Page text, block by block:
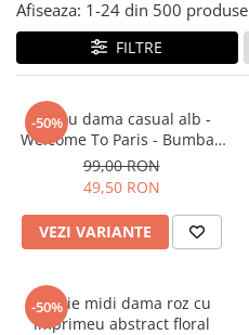
Tricouri si topuri
Rochii de eveniment
Afiseaza: 1-24 din 500 produse
FILTRE
-50%
Tricou dama casual alb -
Welcome To Paris - Bumbac
Organic
99,00 RON
49,50 RON
VEZI VARIANTE
-50%
Rochie midi dama roz cu
imprimeu abstract floral